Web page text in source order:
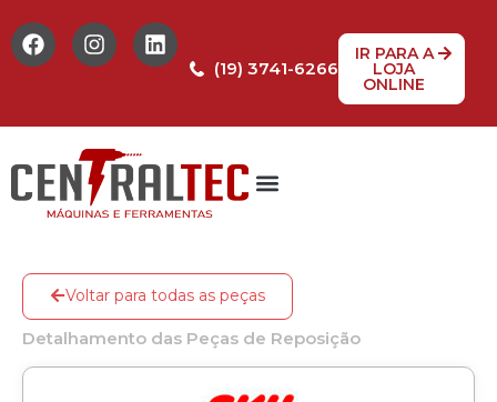
(19) 3741-6266
IR PARA A
LOJA
ONLINE
Voltar para todas as peças
Detalhamento das Peças de Reposição